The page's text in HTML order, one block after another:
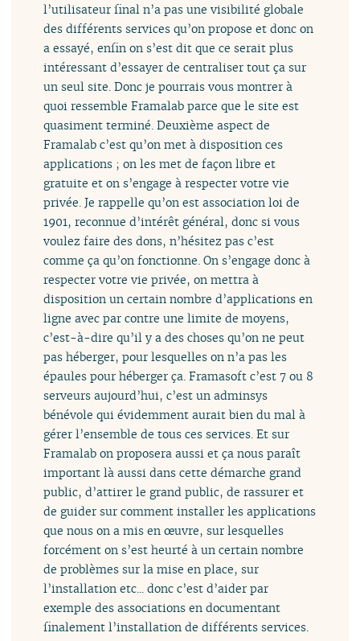
l’utilisateur final n’a pas une visibilité globale
des différents services qu’on propose et donc on
a essayé, enfin on s’est dit que ce serait plus
intéressant d’essayer de centraliser tout ça sur
un seul site. Donc je pourrais vous montrer à
quoi ressemble Framalab parce que le site est
quasiment terminé. Deuxième aspect de
Framalab c’est qu’on met à disposition ces
applications ; on les met de façon libre et
gratuite et on s’engage à respecter votre vie
privée. Je rappelle qu’on est association loi de
1901, reconnue d’intérêt général, donc si vous
voulez faire des dons, n’hésitez pas c’est
comme ça qu’on fonctionne. On s’engage donc à
respecter votre vie privée, on mettra à
disposition un certain nombre d’applications en
ligne avec par contre une limite de moyens,
c’est-à-dire qu’il y a des choses qu’on ne peut
pas héberger, pour lesquelles on n’a pas les
épaules pour héberger ça. Framasoft c’est 7 ou 8
serveurs aujourd’hui, c’est un adminsys
bénévole qui évidemment aurait bien du mal à
gérer l’ensemble de tous ces services. Et sur
Framalab on proposera aussi et ça nous paraît
important là aussi dans cette démarche grand
public, d’attirer le grand public, de rassurer et
de guider sur comment installer les applications
que nous on a mis en œuvre, sur lesquelles
forcément on s’est heurté à un certain nombre
de problèmes sur la mise en place, sur
l’installation etc... donc c’est d’aider par
exemple des associations en documentant
finalement l’installation de différents services.